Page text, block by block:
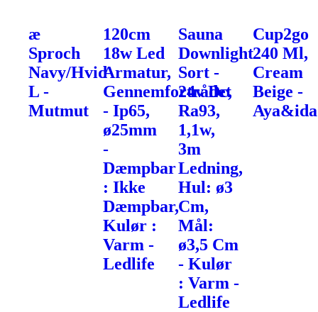
æ
Sproch
Navy/Hvid
L -
Mutmut
120cm
18w Led
Armatur,
Gennemfortrådet
- Ip65,
ø25mm
-
Dæmpbar
: Ikke
Dæmpbar,
Kulør :
Varm -
Ledlife
Sauna
Downlight
Sort -
24v Dc,
Ra93,
1,1w,
3m
Ledning,
Hul: ø3
Cm,
Mål:
ø3,5 Cm
- Kulør
: Varm -
Ledlife
Cup2go
240 Ml,
Cream
Beige -
Aya&ida